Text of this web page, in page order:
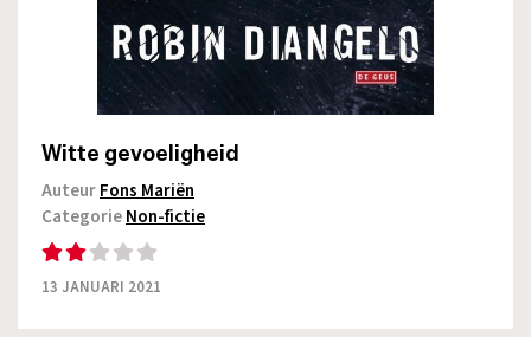
Witte gevoeligheid
AuteurFons Mariën
CategorieNon-fictie
13 JANUARI 2021